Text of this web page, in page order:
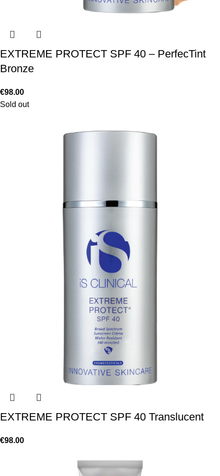
EXTREME PROTECT SPF 40 – PerfecTint
Bronze
€98.00
Sold out
EXTREME PROTECT SPF 40 Translucent
€98.00